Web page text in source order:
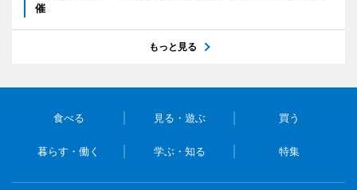
催
もっと見る
食べる 見る・遊ぶ 買う
暮らす・働く 学ぶ・知る 特集